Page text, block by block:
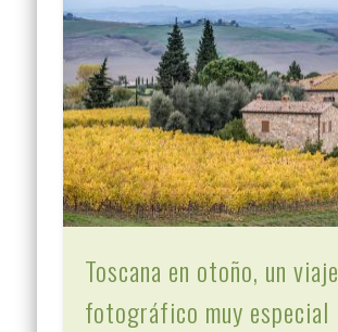
Toscana en otoño, un viaje
fotográfico muy especial